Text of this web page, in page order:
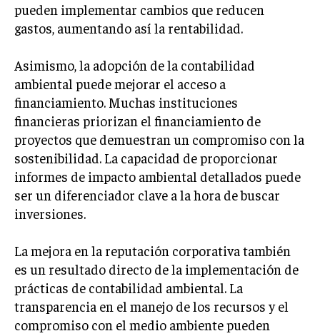
pueden implementar cambios que reducen
gastos, aumentando así la rentabilidad.
Asimismo, la adopción de la contabilidad
ambiental puede mejorar el acceso a
financiamiento. Muchas instituciones
financieras priorizan el financiamiento de
proyectos que demuestran un compromiso con la
sostenibilidad. La capacidad de proporcionar
informes de impacto ambiental detallados puede
ser un diferenciador clave a la hora de buscar
inversiones.
La mejora en la reputación corporativa también
es un resultado directo de la implementación de
prácticas de contabilidad ambiental. La
transparencia en el manejo de los recursos y el
compromiso con el medio ambiente pueden